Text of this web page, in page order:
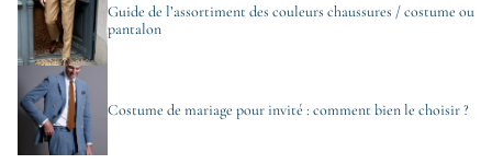
Guide de l’assortiment des couleurs chaussures / costume ou
pantalon
Costume de mariage pour invité : comment bien le choisir ?